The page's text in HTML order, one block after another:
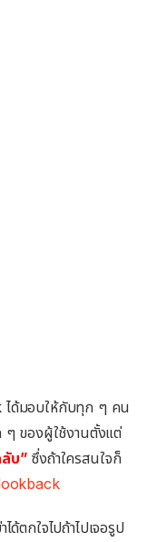
ด้มอบให้กับทุก ๆ คน
ๆ ของผู้ใช้งานตั้งแต่
บ” ซึ่งถ้าใครสนใจก็
ตกใจไปถ้าไปเจอรูป